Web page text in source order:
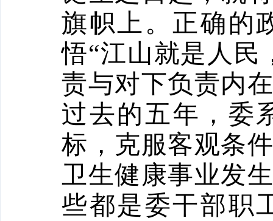
旗帜上。正确的
悟“江山就是人民
责与对下负责内
过去的五年，委
标，克服客观条
卫生健康事业发
些都是委干部职